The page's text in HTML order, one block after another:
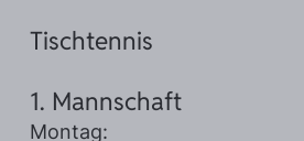
Tischtennis
1. Mannschaft
Montag: